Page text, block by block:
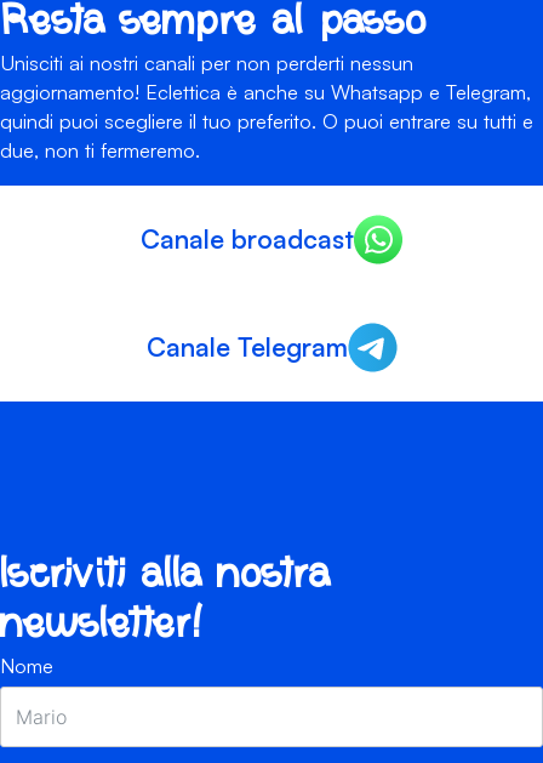
Resta sempre al passo
Unisciti ai nostri canali per non perderti nessun
aggiornamento! Eclettica è anche su Whatsapp e Telegram,
quindi puoi scegliere il tuo preferito. O puoi entrare su tutti e
due, non ti fermeremo.
Canale broadcast
Canale Telegram
Iscriviti alla nostra
newsletter!
Nome